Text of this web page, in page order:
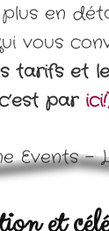
en
vous
tarifs et
par